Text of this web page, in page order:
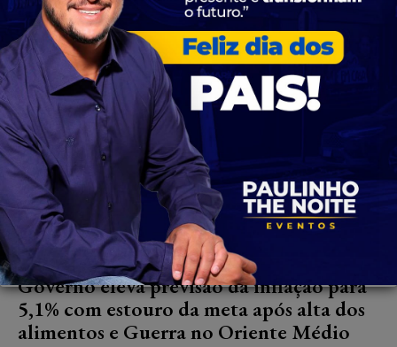
de...
Governo eleva previsão da inflação para
5,1% com estouro da meta após alta dos
alimentos e Guerra no Oriente Médio